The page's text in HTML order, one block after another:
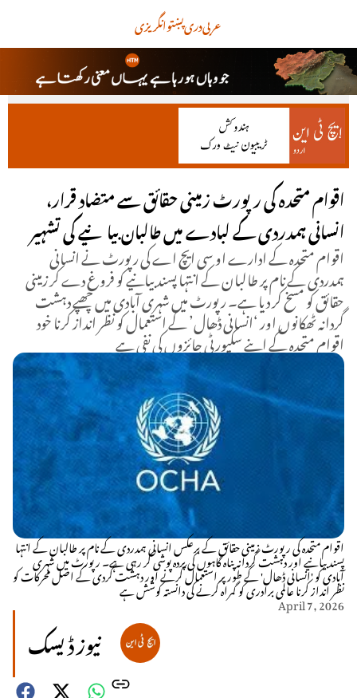
انگریزیپښتودریعربی
اقوام متحدہ کی رپورٹ زمینی حقائق سے متضاد قرار،
انسانی ہمدردی کے لبادے میں طالبان بیانیے کی تشہیر
اقوام متحدہ کے ادارے او سی ایچ اے کی رپورٹ نے انسانی
ہمدردی کے نام پر طالبان کے انتہا پسند بیانیے کو فروغ دے کر زمینی
حقائق کو مسخ کر دیا ہے۔ رپورٹ میں شہری آبادی میں چھپے دہشت
گردانہ ٹھکانوں اور ‘انسانی ڈھال’ کے استعمال کو نظر انداز کرنا خود
اقوام متحدہ کے اپنے سکیورٹی جائزوں کی نفی ہے
اقوام متحدہ کی رپورٹ زمینی حقائق کے برعکس انسانی ہمدردی کے نام پر طالبان کے انتہا
پسند بیانیے اور دہشت گردانہ پناہ گاہوں کی پردہ پوشی کر رہی ہے۔ رپورٹ میں شہری
آبادی کو 'انسانی ڈھال' کے طور پر استعمال کرنے اور دہشت گردی کے اصل محرکات کو
نظر انداز کرنا عالمی برادری کو گمراہ کرنے کی دانستہ کوشش ہے
April 7, 2026
نیوز ڈیسک